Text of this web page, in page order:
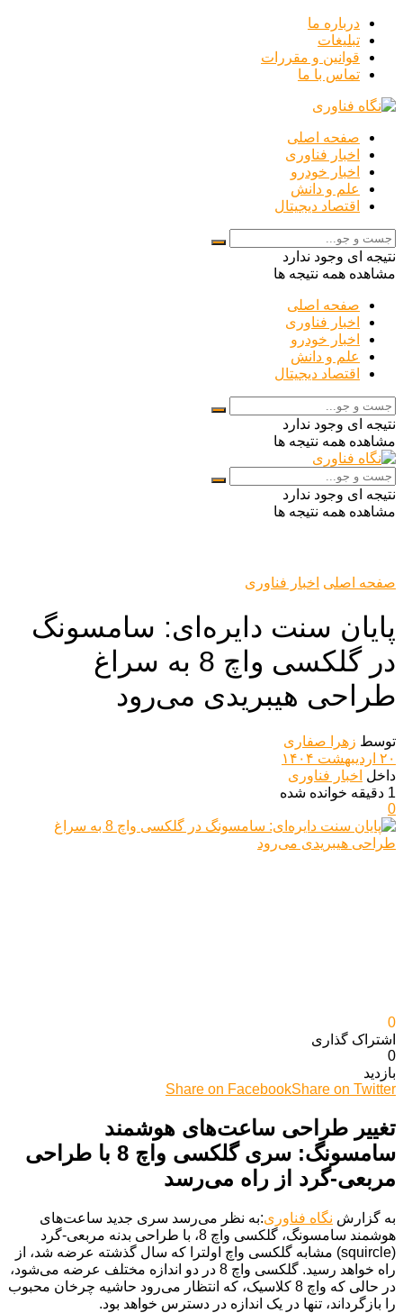
درباره ما
تبلیغات
قوانین و مقررات
تماس با ما
صفحه اصلی
اخبار فناوری
اخبار خودرو
علم و دانش
اقتصاد دیجیتال
نتیجه ای وجود ندارد
مشاهده همه نتیجه ها
صفحه اصلی
اخبار فناوری
اخبار خودرو
علم و دانش
اقتصاد دیجیتال
نتیجه ای وجود ندارد
مشاهده همه نتیجه ها
نتیجه ای وجود ندارد
مشاهده همه نتیجه ها
صفحه اصلی اخبار فناوری
پایان سنت دایره‌ای: سامسونگ
در گلکسی واچ 8 به سراغ
طراحی هیبریدی می‌رود
توسط زهرا صفاری
۲۰ اردیبهشت ۱۴۰۴
داخل اخبار فناوری
1 دقیقه خوانده شده
0
0
اشتراک گذاری‌
0
بازدید
Share on FacebookShare on Twitter
تغییر طراحی ساعت‌های هوشمند
سامسونگ: سری گلکسی واچ 8 با طراحی
مربعی-گرد از راه می‌رسد
به گزارش نگاه فناوری:به نظر می‌رسد سری جدید ساعت‌های
هوشمند سامسونگ، گلکسی واچ 8، با طراحی بدنه مربعی-گرد
(squircle) مشابه گلکسی واچ اولترا که سال گذشته عرضه شد، از
راه خواهد رسید. گلکسی واچ 8 در دو اندازه مختلف عرضه می‌شود،
در حالی که واچ 8 کلاسیک، که انتظار می‌رود حاشیه چرخان محبوب
را بازگرداند، تنها در یک اندازه در دسترس خواهد بود.